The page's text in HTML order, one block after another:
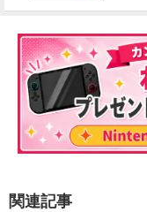
関連記事